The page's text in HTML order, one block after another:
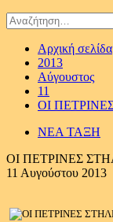
Αναζήτηση
για:
Αρχική σελίδα
2013
Αύγουστος
11
ΟΙ
ΝΕΑ ΤΑΞΗ
ΟΙ ΠΕΤΡΙΝΕΣ
11 Αυγούστου 2013